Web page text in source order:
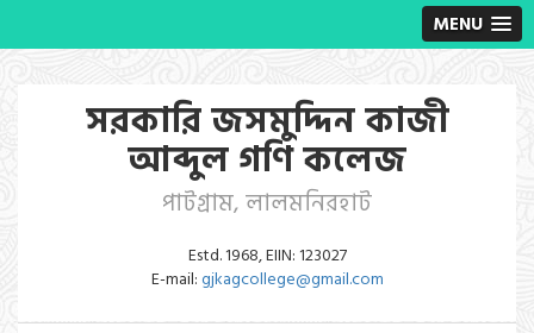
MENU
সরকারি জসমুদ্দিন কাজী
আব্দুল গণি কলেজ
পাটগ্রাম, লালমনিরহাট
Estd. 1968, EIIN: 123027
E-mail:gjkagcollege@gmail.com